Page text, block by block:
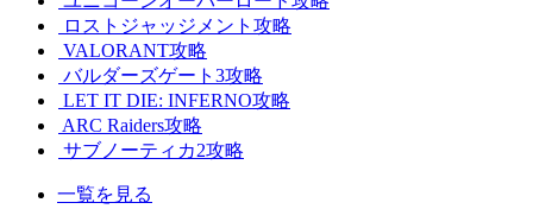
ロストジャッジメント攻略
VALORANT攻略
バルダーズゲート3攻略
LET IT DIE: INFERNO攻略
ARC Raiders攻略
サブノーティカ2攻略
一覧を見る